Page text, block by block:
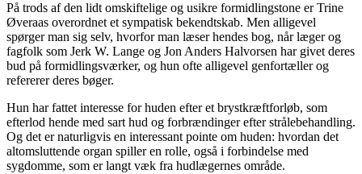
På trods af den lidt omskiftelige og usikre formidlingstone er Trine
Øveraas overordnet et sympatisk bekendtskab. Men alligevel
spørger man sig selv, hvorfor man læser hendes bog, når læger og
fagfolk som Jerk W. Lange og Jon Anders Halvorsen har givet deres
bud på formidlingsværker, og hun ofte alligevel genfortæller og
refererer deres bøger.
Hun har fattet interesse for huden efter et brystkræftforløb, som
efterlod hende med sart hud og forbrændinger efter strålebehandling.
Og det er naturligvis en interessant pointe om huden: hvordan det
altomsluttende organ spiller en rolle, også i forbindelse med
sygdomme, som er langt væk fra hudlægernes område.